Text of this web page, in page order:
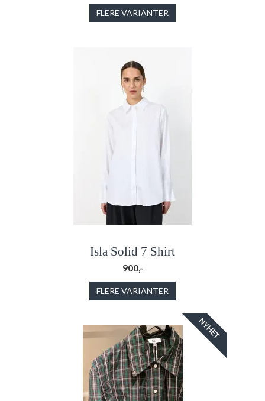
FLERE VARIANTER
Isla Solid 7 Shirt
900,-
FLERE VARIANTER
NYHET